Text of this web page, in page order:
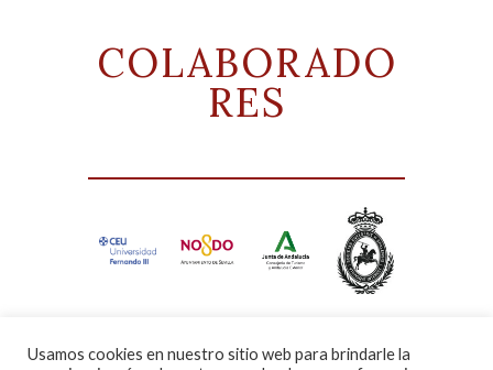
COLABORADO
RES
Usamos cookies en nuestro sitio web para brindarle la